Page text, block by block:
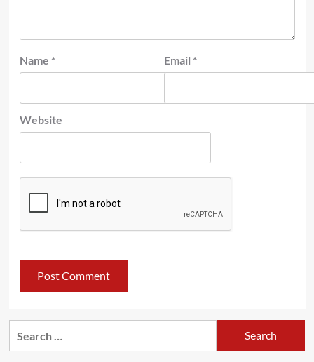
Name * Email *
Website